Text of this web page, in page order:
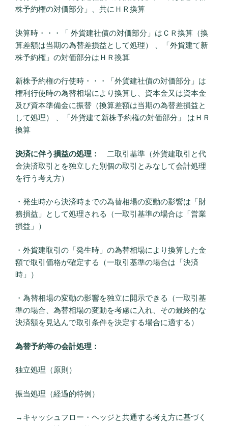
株予約権の対価部分」、共にＨＲ換算
決算時・・・「 外貨建社債の対価部分」はＣＲ換算（換
算差額は当期の為替差損益として処理） 、「外貨建て新
株予約権」の対価部分はＨＲ換算
新株予約権の行使時・・・「外貨建社債の対価部分」は
権利行使時の為替相場により換算し、資本金又は資本金
及び資本準備金に振替（換算差額は当期の為替差損益と
して処理） 、「外貨建て新株予約権の対価部分」 はＨＲ
換算
決済に伴う損益の処理：
二取引基準（外貨建取引と代
金決済取引とを独立した別個の取引とみなして会計処理
を行う考え方）
・発生時から決済時までの為替相場の変動の影響は「財
務損益」として処理される（一取引基準の場合は「営業
損益」）
・外貨建取引の「発生時」の為替相場により換算した金
額で取引価格が確定する（一取引基準の場合は「決済
時」）
・為替相場の変動の影響を独立に開示できる（一取引基
準の場合、為替相場の変動を考慮に入れ、その最終的な
決済額を見込んで取引条件を決定する場合に適する）
為替予約等の会計処理：
独立処理（原則）
振当処理（経過的特例）
→キャッシュフロー・ヘッジと共通する考え方に基づく